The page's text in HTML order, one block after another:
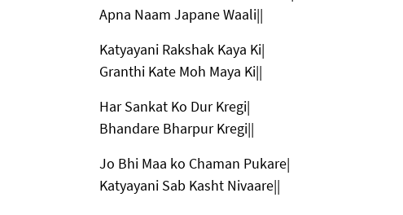
Apna Naam Japane Waali||
Katyayani Rakshak Kaya Ki|
Granthi Kate Moh Maya Ki||
Har Sankat Ko Dur Kregi|
Bhandare Bharpur Kregi||
Jo Bhi Maa ko Chaman Pukare|
Katyayani Sab Kasht Nivaare||